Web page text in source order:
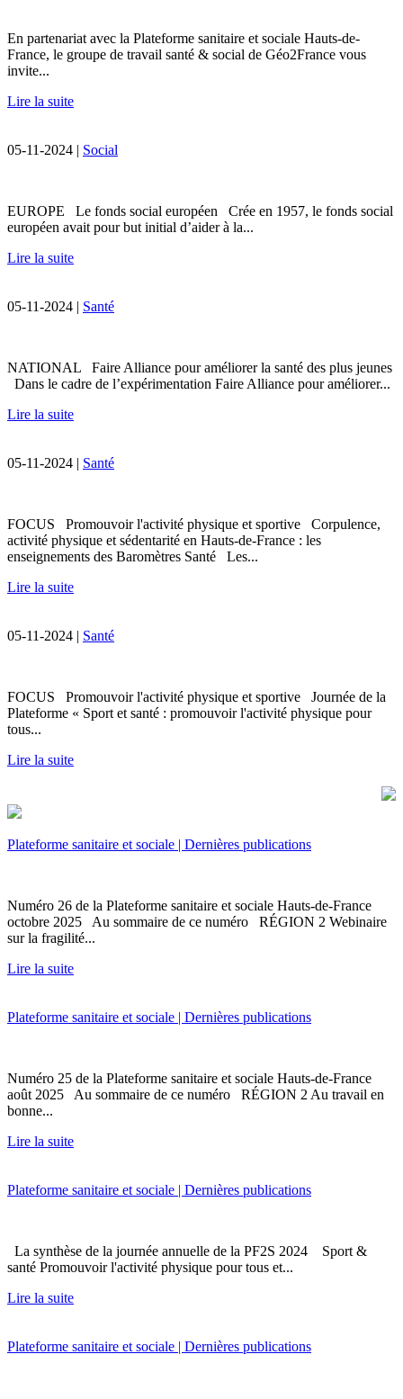
En partenariat avec la Plateforme sanitaire et sociale Hauts-de-
France, le groupe de travail santé & social de Géo2France vous
invite...
Lire la suite
05-11-2024 | Social
EUROPE Le fonds social européen Crée en 1957, le fonds social
européen avait pour but initial d’aider à la...
Lire la suite
05-11-2024 | Santé
NATIONAL Faire Alliance pour améliorer la santé des plus jeunes
Dans le cadre de l’expérimentation Faire Alliance pour améliorer...
Lire la suite
05-11-2024 | Santé
FOCUS Promouvoir l'activité physique et sportive Corpulence,
activité physique et sédentarité en Hauts-de-France : les
enseignements des Baromètres Santé Les...
Lire la suite
05-11-2024 | Santé
FOCUS Promouvoir l'activité physique et sportive Journée de la
Plateforme « Sport et santé : promouvoir l'activité physique pour
tous...
Lire la suite
Plateforme sanitaire et sociale | Dernières publications
Numéro 26 de la Plateforme sanitaire et sociale Hauts-de-France
octobre 2025 Au sommaire de ce numéro RÉGION 2 Webinaire
sur la fragilité...
Lire la suite
Plateforme sanitaire et sociale | Dernières publications
Numéro 25 de la Plateforme sanitaire et sociale Hauts-de-France
août 2025 Au sommaire de ce numéro RÉGION 2 Au travail en
bonne...
Lire la suite
Plateforme sanitaire et sociale | Dernières publications
La synthèse de la journée annuelle de la PF2S 2024 Sport &
santé Promouvoir l'activité physique pour tous et...
Lire la suite
Plateforme sanitaire et sociale | Dernières publications